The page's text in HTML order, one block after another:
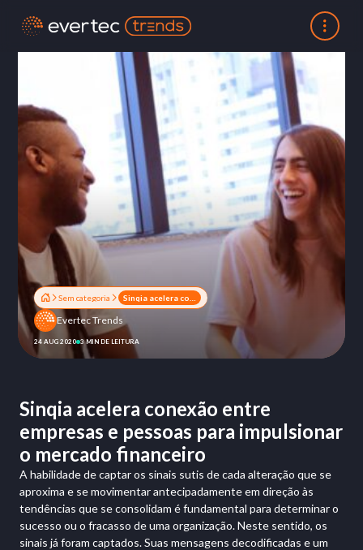
Sem categoria
Evertec Trends
24 AUG 2020 3 MIN DE LEITURA
Sinqia acelera conexão entre
empresas e pessoas para impulsionar
o mercado financeiro
A habilidade de captar os sinais sutis de cada alteração que se
aproxima e se movimentar antecipadamente em direção às
tendências que se consolidam é fundamental para determinar o
sucesso ou o fracasso de uma organização. Neste sentido, os
sinais já foram captados. Suas mensagens decodificadas e um